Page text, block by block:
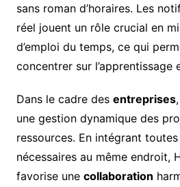
sans roman d’horaires. Les
réel jouent un rôle crucial en
d’emploi du temps, ce qui
concentrer sur l’apprentissage
Dans le cadre des entreprises
une gestion dynamique des
ressources. En intégrant
nécessaires au même endroit,
favorise une collaboration